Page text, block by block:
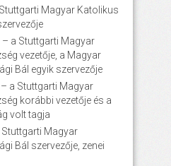
Magyar Katolikus
a Stuttgarti Magyar
vezetője, a Magyar
Bál egyik szervezője
a Stuttgarti Magyar
korábbi vezetője és a
volt tagja
Magyar
Bál szervezője, zenei